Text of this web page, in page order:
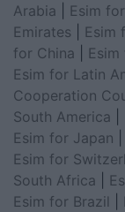
Arabia
Esim
Emirates
Esim
for China
Esim for Latin
Cooperation
South America
Esim for Japan
Esim for
South Africa
Esim for Brazil